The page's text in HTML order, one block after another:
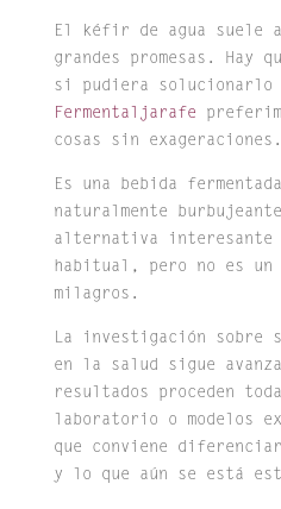
El kéfir de agua suele
grandes promesas. Hay
si pudiera solucionarlo
Fermentaljarafe
cosas sin exageraciones.
Es una bebida
naturalmente
alternativa interesante
habitual, pero no es un
milagros.
La investigación sobre
en la salud sigue
resultados proceden
laboratorio o modelos
que conviene
y lo que aún se está